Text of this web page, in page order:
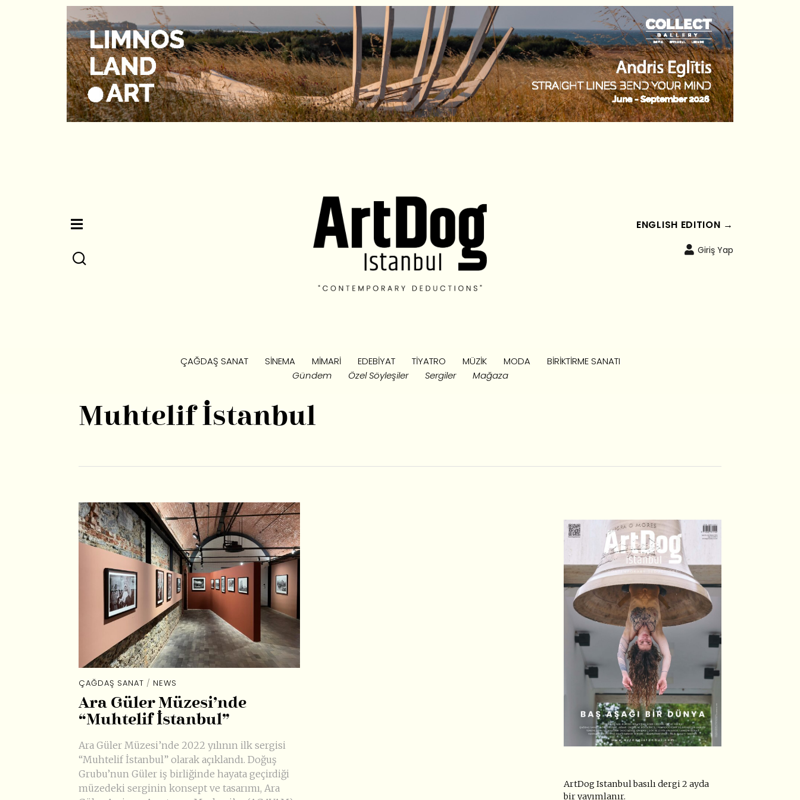
ENGLISH EDITION →
Giriş Yap
ÇAĞDAŞ SANAT SINEMA MIMARI EDEBIYAT TIYATRO MÜZIK MODA
BIRIKTIRME SANATI
Gündem
Özel Söyleşiler Sergiler Mağaza
Muhtelif İstanbul
ÇAĞDAŞ SANAT / NEWS
Ara Güler Müzesi’nde
“Muhtelif İstanbul”
Ara Güler Müzesi’nde 2022 yılının ilk sergisi
“Muhtelif İstanbul” olarak açıklandı. Doğuş
Grubu’nun Güler iş birliğinde hayata geçirdiği
müzedeki serginin konsept ve tasarımı, Ara
ArtDog Istanbul basılı dergi 2 ayda
bir yayımlanır.